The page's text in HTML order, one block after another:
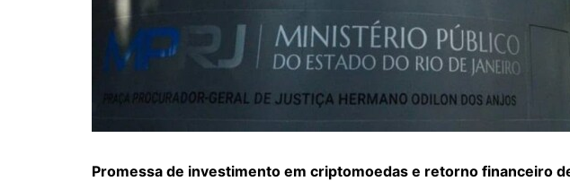
Promessa de investimento em criptomoedas e retorno financeiro